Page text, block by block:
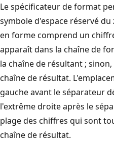
Le spécificateur de format
symbole d'espace réservé
en forme comprend un
apparaît dans la chaîne de
la chaîne de résultant ;
chaîne de résultat.
gauche avant le séparateur
l'extrême droite après le
plage des chiffres qui sont
chaîne de résultat.